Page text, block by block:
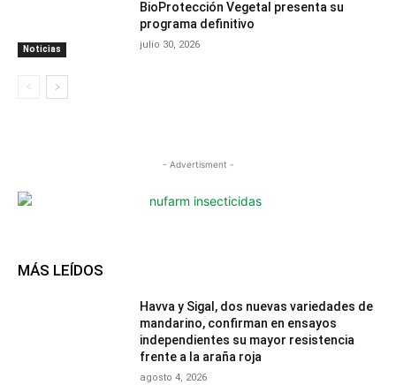
Noticias
BioProtección Vegetal presenta su
programa definitivo
julio 30, 2026
- Advertisment -
MÁS LEÍDOS
Havva y Sigal, dos nuevas variedades de
mandarino, confirman en ensayos
independientes su mayor resistencia
frente a la araña roja
agosto 4, 2026